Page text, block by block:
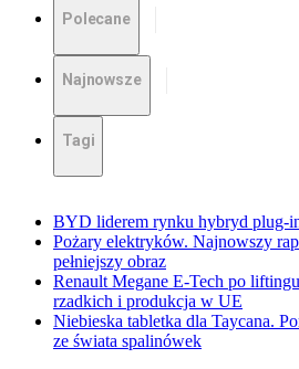
Polecane
Najnowsze
Tagi
BYD liderem rynku hybryd plug-
Pożary elektryków. Najnowszy
pełniejszy obraz
Renault Megane E-Tech po
rzadkich i produkcja w UE
Niebieska tabletka dla Taycana.
ze świata spalinówek